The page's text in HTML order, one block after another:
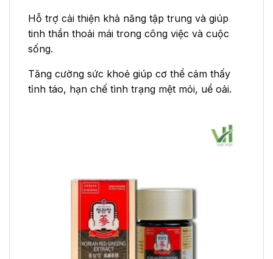
Hỗ trợ cải thiện khả năng tập trung và giúp
tinh thần thoải mái trong công việc và cuộc
sống.
Tăng cường sức khoẻ giúp cơ thể cảm thấy
tỉnh táo, hạn chế tình trạng mệt mỏi, uể oải.